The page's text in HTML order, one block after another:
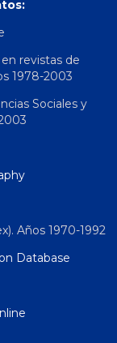
revistas de
1978-2003
Sociales y
Años 1970-1992
Database